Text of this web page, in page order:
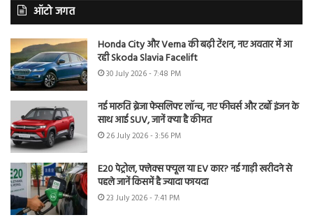
ऑटो जगत
Honda City और Verna की बढ़ी टेंशन, नए अवतार में आ
रही Skoda Slavia Facelift
30 July 2026 - 7:48 PM
नई मारुति ब्रेजा फेसलिफ्ट लॉन्च, नए फीचर्स और टर्बो इंजन के
साथ आई SUV, जानें क्या है कीमत
26 July 2026 - 3:56 PM
E20 पेट्रोल, फ्लेक्स फ्यूल या EV कार? नई गाड़ी खरीदने से
पहले जानें किसमें है ज्यादा फायदा
23 July 2026 - 7:41 PM